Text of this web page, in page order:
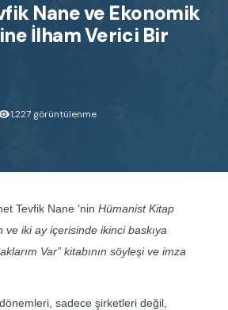
Nane ve Ekonomik
İlham Verici Bir
1,227 görüntülenme
Tevfik Nane ‘nin Hümanist Kitap
ve iki ay içerisinde ikinci baskıya
Var” kitabının söyleşi ve imza
sadece şirketleri değil,